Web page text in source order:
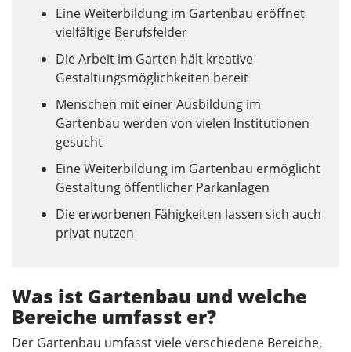
Eine Weiterbildung im Gartenbau eröffnet
vielfältige Berufsfelder
Die Arbeit im Garten hält kreative
Gestaltungsmöglichkeiten bereit
Menschen mit einer Ausbildung im
Gartenbau werden von vielen Institutionen
gesucht
Eine Weiterbildung im Gartenbau ermöglicht
Gestaltung öffentlicher Parkanlagen
Die erworbenen Fähigkeiten lassen sich auch
privat nutzen
Was ist Gartenbau und welche
Bereiche umfasst er?
Der Gartenbau umfasst viele verschiedene Bereiche,